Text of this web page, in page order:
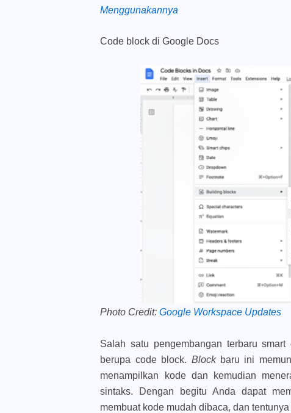
Menggunakannya
Code block di Google Docs
Photo Credit: Google Workspace Updates
Salah satu pengembangan terbaru
berupa code block. Block baru ini
menampilkan kode dan kemudian
sintaks. Dengan begitu Anda dapat
membuat kode mudah dibaca, dan